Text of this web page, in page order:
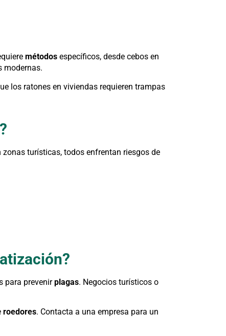
métodos específicos, desde cebos en
modernas.
los ratones en viviendas requieren trampas
turísticas, todos enfrentan riesgos de
para prevenirplagas. Negocios turísticos o
roedores. Contacta a una empresa para un